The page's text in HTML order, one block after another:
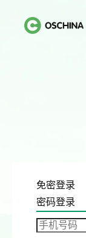
免密登录
密码登录